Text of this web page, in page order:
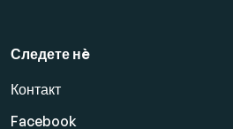
Следете нè
Контакт
Facebook